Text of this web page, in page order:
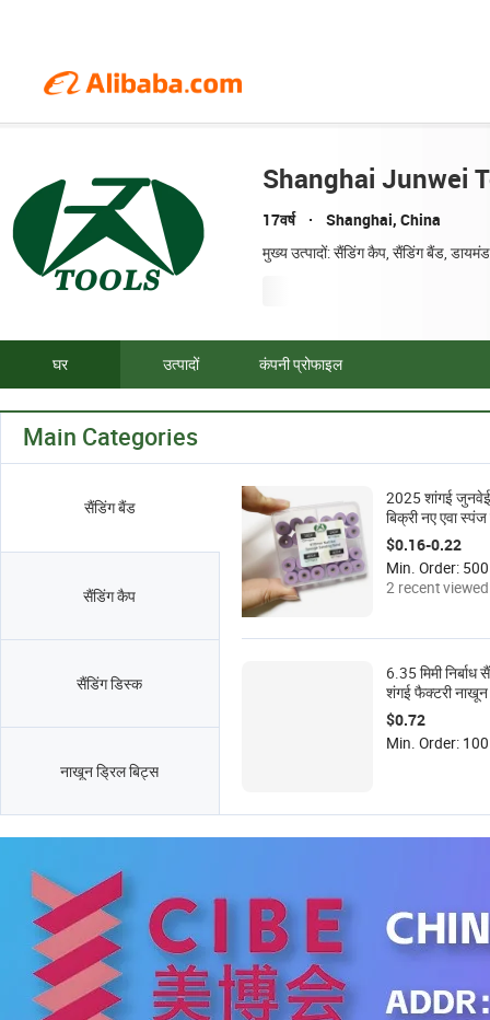
Shanghai Junwei
17वर्ष Shanghai, China
मुख्य उत्पादों: सैंडिंग कैप, सैंडिंग बैंड, डायमंड
घर उत्पादों कंपनी प्रोफाइल
Main Categories
सैंडिंग बैंड
सैंडिंग कैप
सैंडिंग डिस्क
नाखून ड्रिल बिट्स
2025 शांगई
बिक्री नए एवा
बैंड को पॉलिश
$0.16-0.22
Min. Order:
2 recent viewed
6.35 मिमी निर्बाध
शंगई फैक्टरी
रिंग 100 pcs/
$0.72
Min. Order: